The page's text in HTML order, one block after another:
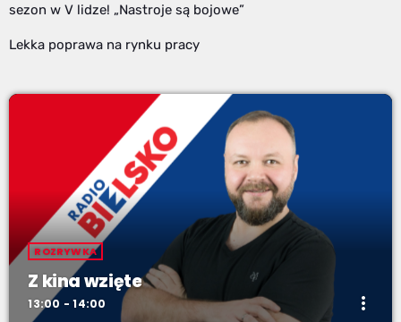
sezon w V lidze! „Nastroje są bojowe”
Lekka poprawa na rynku pracy
ROZRYWKA
Z kina wzięte
13:00 - 14:00 more_vert